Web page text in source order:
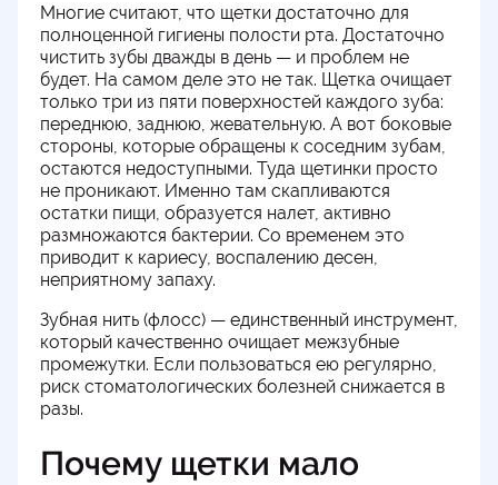
Многие считают, что щетки достаточно для
полноценной гигиены полости рта. Достаточно
чистить зубы дважды в день — и проблем не
будет. На самом деле это не так. Щетка очищает
только три из пяти поверхностей каждого зуба:
переднюю, заднюю, жевательную. А вот боковые
стороны, которые обращены к соседним зубам,
остаются недоступными. Туда щетинки просто
не проникают. Именно там скапливаются
остатки пищи, образуется налет, активно
размножаются бактерии. Со временем это
приводит к кариесу, воспалению десен,
неприятному запаху.
Зубная нить (флосс) — единственный инструмент,
который качественно очищает межзубные
промежутки. Если пользоваться ею регулярно,
риск стоматологических болезней снижается в
разы.
Почему щетки мало